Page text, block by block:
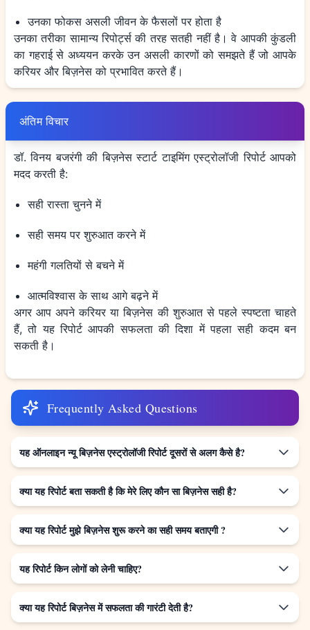
उनका फोकस असली जीवन के फैसलों पर होता है
उनका तरीका सामान्य रिपोर्ट्स की तरह सतही नहीं है। वे आपकी कुंडली
का गहराई से अध्ययन करके उन असली कारणों को समझते हैं जो आपके
करियर और बिज़नेस को प्रभावित करते हैं।
अंतिम विचार
डॉ. विनय बजरंगी की बिज़नेस स्टार्ट टाइमिंग एस्ट्रोलॉजी रिपोर्ट आपको
मदद करती है:
सही रास्ता चुनने में
सही समय पर शुरुआत करने में
महंगी गलतियों से बचने में
आत्मविश्वास के साथ आगे बढ़ने में
अगर आप अपने करियर या बिज़नेस की शुरुआत से पहले स्पष्टता चाहते
हैं, तो यह रिपोर्ट आपकी सफलता की दिशा में पहला सही कदम बन
सकती है।
Frequently Asked Questions
यह ऑनलाइन न्यू बिज़नेस एस्ट्रोलॉजी रिपोर्ट दूसरों से अलग कैसे है?
क्या यह रिपोर्ट बता सकती है कि मेरे लिए कौन सा बिज़नेस सही है?
क्या यह रिपोर्ट मुझे बिज़नेस शुरू करने का सही समय बताएगी ?
यह रिपोर्ट किन लोगों को लेनी चाहिए?
क्या यह रिपोर्ट बिज़नेस में सफलता की गारंटी देती है?